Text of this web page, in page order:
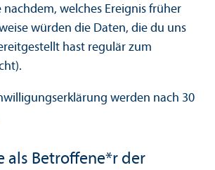
welches Ereignis früher
würden die Daten, die du uns
hast regulär zum
werden nach 30
als Betroffene*r der